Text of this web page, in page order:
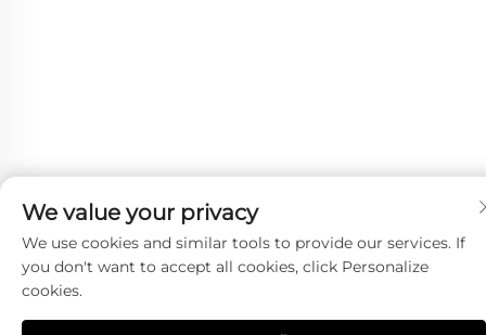
We value your privacy
We use cookies and similar tools to provide our services. If
you don't want to accept all cookies, click Personalize
cookies.